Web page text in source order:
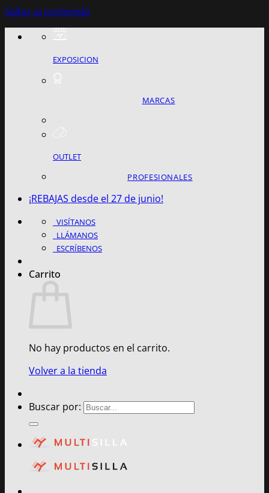
Saltar al contenido
EXPOSICION
MARCAS
OUTLET
PROFESIONALES
¡REBAJAS desde el 27 de junio!
VISÍTANOS
LLÁMANOS
ESCRÍBENOS
Carrito
No hay productos en el carrito.
Volver a la tienda
Buscar por: